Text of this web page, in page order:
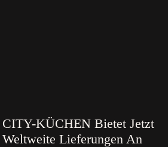
CITY-KÜCHEN Bietet Jetzt
Weltweite Lieferungen An